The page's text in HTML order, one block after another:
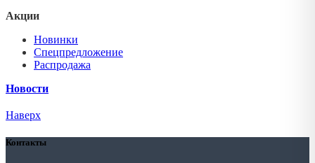
Акции
Новинки
Спецпредложение
Распродажа
Новости
Наверх
Контакты